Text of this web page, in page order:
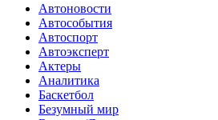
Автоновости
Автособытия
Автоспорт
Автоэксперт
Актеры
Аналитика
Баскетбол
Безумный мир